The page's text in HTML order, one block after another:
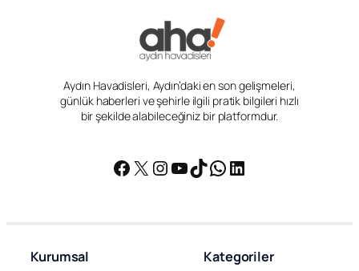
Aydın Havadisleri, Aydın’daki en son gelişmeleri,
günlük haberleri ve şehirle ilgili pratik bilgileri hızlı
bir şekilde alabileceğiniz bir platformdur.
Facebook
X Instagram
YouTube
TikTok
WhatsApp
LinkedIn
Kurumsal Kategoriler